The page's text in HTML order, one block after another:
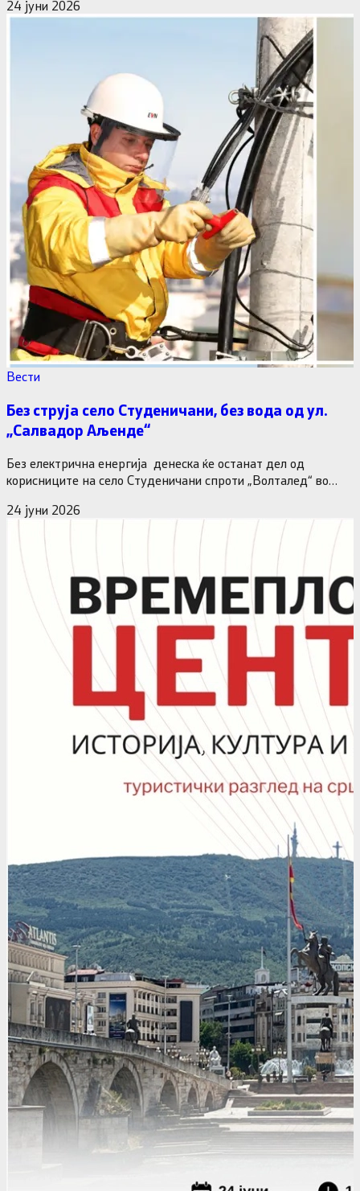
24 јуни 2026
Вести
Без струја село Студеничани, без вода од ул.
„Салвадор Аљенде“
Без електрична енергија денеска ќе останат дел од
корисниците на село Студеничани спроти „Волталед“ во
24 јуни 2026